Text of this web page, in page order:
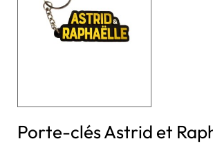
Porte-clés Astrid et